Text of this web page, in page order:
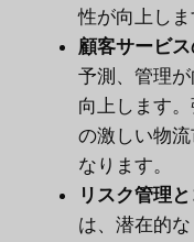
性が向上しま
顧客サービ
予測、管理
向上します
の激しい物
なります。
リスク管理
は、潜在的